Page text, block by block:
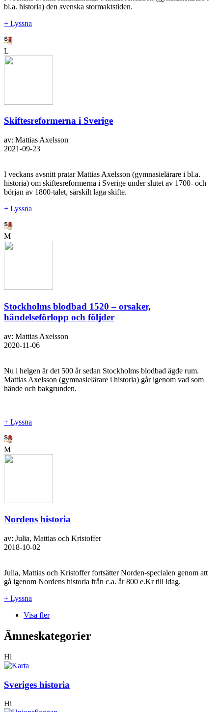
bl.a. historia) den svenska stormaktstiden.
+ Lyssna
L
Skiftesreformerna i Sverige
av: Mattias Axelsson
2021-09-23
I veckans avsnitt pratar Mattias Axelsson (gymnasielärare i bl.a.
historia) om skiftesreformerna i Sverige under slutet av 1700- och
början av 1800-talet, särskilt laga skifte.
+ Lyssna
M
Stockholms blodbad 1520 – orsaker,
händelseförlopp och följder
av: Mattias Axelsson
2020-11-06
Nu i helgen är det 500 år sedan Stockholms blodbad ägde rum.
Mattias Axelsson (gymnasielärare i historia) går igenom vad som
hände och bakgrunden.
+ Lyssna
M
Nordens historia
av: Julia, Mattias och Kristoffer
2018-10-02
Julia, Mattias och Kristoffer fortsätter Norden-specialen genom att
gå igenom Nordens historia från c.a. år 800 e.Kr till idag.
+ Lyssna
Visa fler
Ämneskategorier
Hi
Sveriges historia
Hi